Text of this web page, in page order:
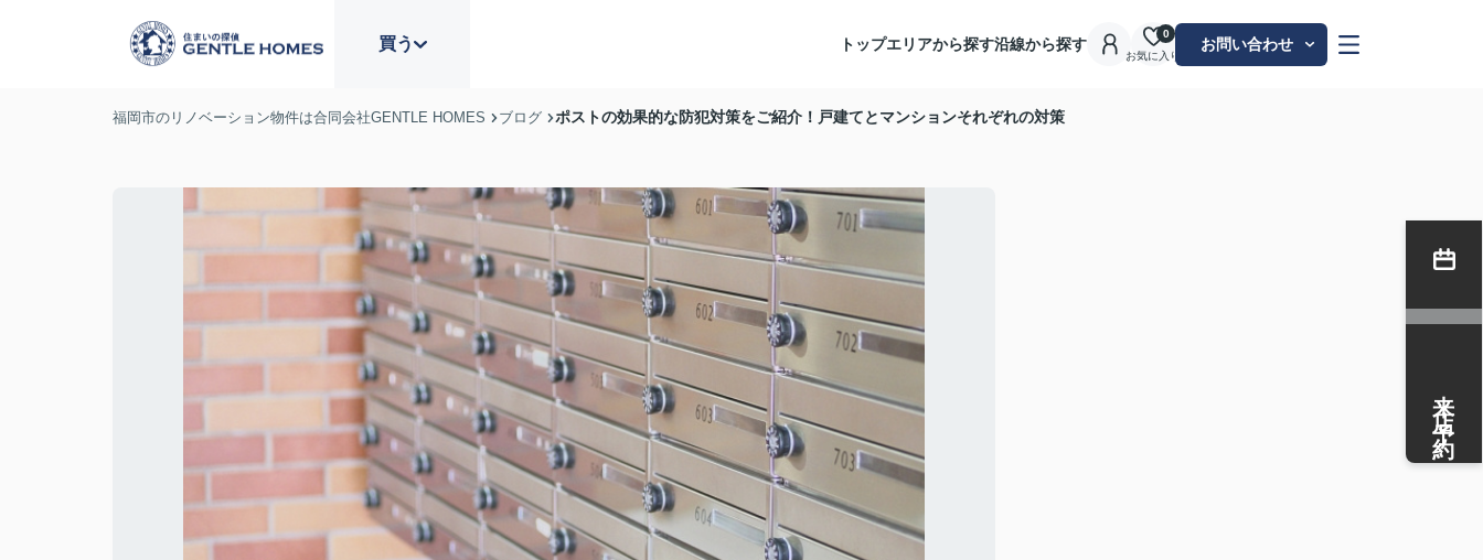
買う トップエリアから探す沿線から探す
お気に入り
0
お問い合わせ
福岡市のリノベーション物件は合同会社GENTLE HOMES ブログ ポストの効果的な防犯対策をご紹介！戸建てとマンションそれぞれの対策
来店予約